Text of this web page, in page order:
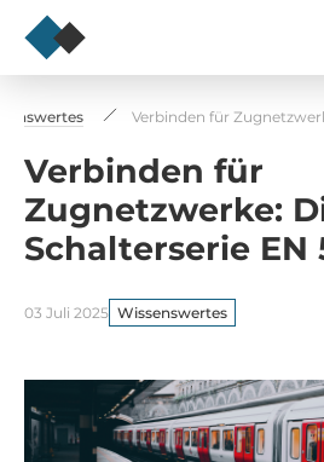
Verbinden für
Verbinden für
Zugnetzwerke:
Schalterserie EN
03 Juli 2025 Wissenswertes